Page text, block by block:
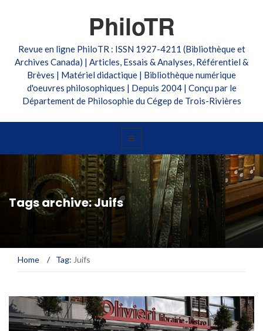
PhiloTR
Revue en ligne PhiloTR : ISSN 1927-4211 (Bibliothèque et
Archives Canada) | Articles, Essais & Analyses, Référentiel &
Brèves | Matériel didactique | Bibliothèque numérique
d'oeuvres philosophiques | Depuis 2004 | Conçu par le
Département de Philosophie du Cégep de Trois-Rivières
Tags archive: Juifs
Home / Tag: Juifs